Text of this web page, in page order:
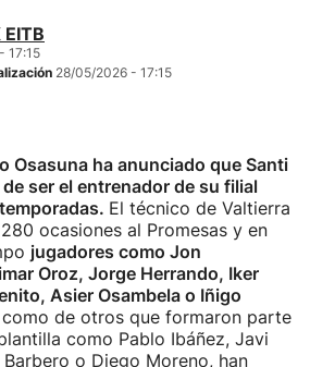
EITB
17:15
28/05/2026 - 17:15
Osasuna ha anunciado que Santi
ser el entrenador de su filial
El técnico de Valtierra
ocasiones al Promesas y en
jugadores como Jon
Oroz, Jorge Herrando, Iker
Asier Osambela o Iñigo
como de otros que formaron parte
como Pablo Ibáñez, Javi
o Diego Moreno, han